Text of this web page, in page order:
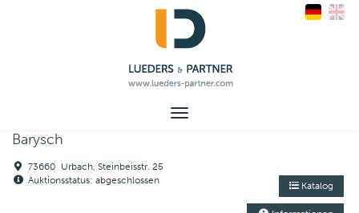
Toggle
Barysch
73660 Urbach, Steinbeisstr. 25
Auktionsstatus: abgeschlossen
Katalog